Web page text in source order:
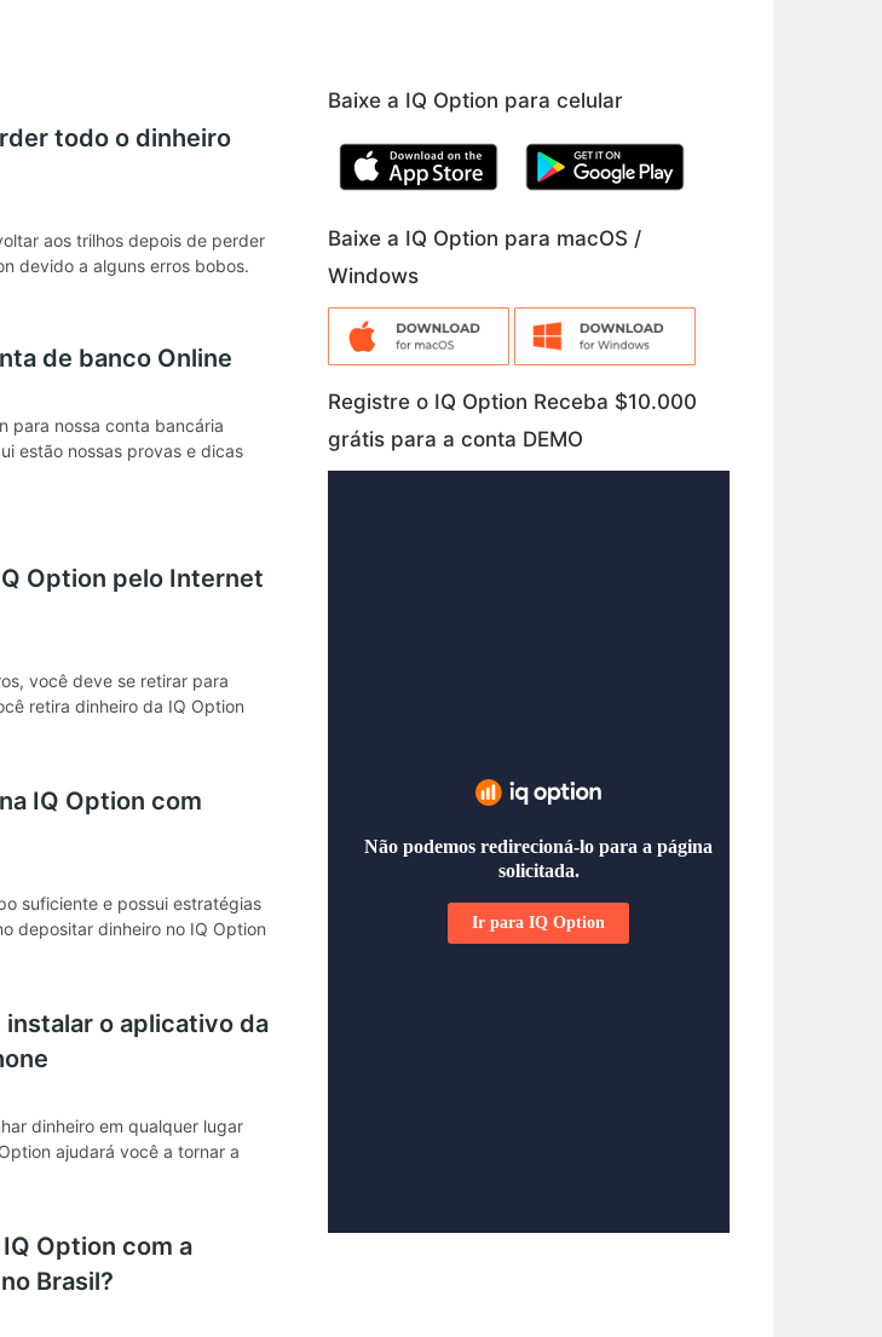
todo o dinheiro
aos trilhos depois de perder
devido a alguns erros bobos.
de banco Online
para nossa conta bancária
estão nossas provas e dicas
Option pelo Internet
você deve se retirar para
retira dinheiro da IQ Option
IQ Option com
suficiente e possui estratégias
depositar dinheiro no IQ Option
o aplicativo da
dinheiro em qualquer lugar
ajudará você a tornar a
Option com a
Brasil?
Baixe a IQ Option para celular
Baixe a IQ Option para macOS /
Windows
Registre o IQ Option Receba $10.000
grátis para a conta DEMO